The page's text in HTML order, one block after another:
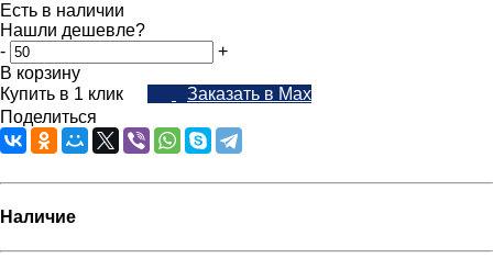
Есть в наличии
Нашли дешевле?
-
+
В корзину
Купить в 1 клик
Заказать в Max
Поделиться
Наличие